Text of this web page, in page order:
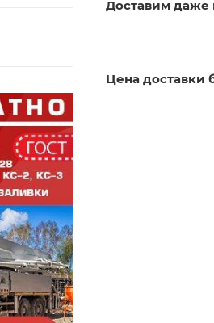
Доставим даже
Цена доставки